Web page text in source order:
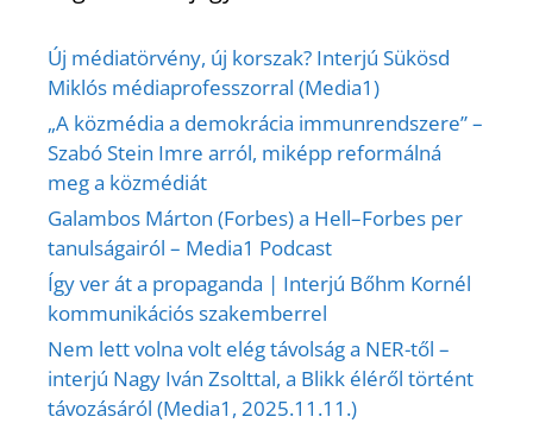
Új médiatörvény, új korszak? Interjú Sükösd
Miklós médiaprofesszorral (Media1)
„A közmédia a demokrácia immunrendszere” –
Szabó Stein Imre arról, miképp reformálná
meg a közmédiát
Galambos Márton (Forbes) a Hell–Forbes per
tanulságairól – Media1 Podcast
Így ver át a propaganda | Interjú Bőhm Kornél
kommunikációs szakemberrel
Nem lett volna volt elég távolság a NER-től –
interjú Nagy Iván Zsolttal, a Blikk éléről történt
távozásáról (Media1, 2025.11.11.)